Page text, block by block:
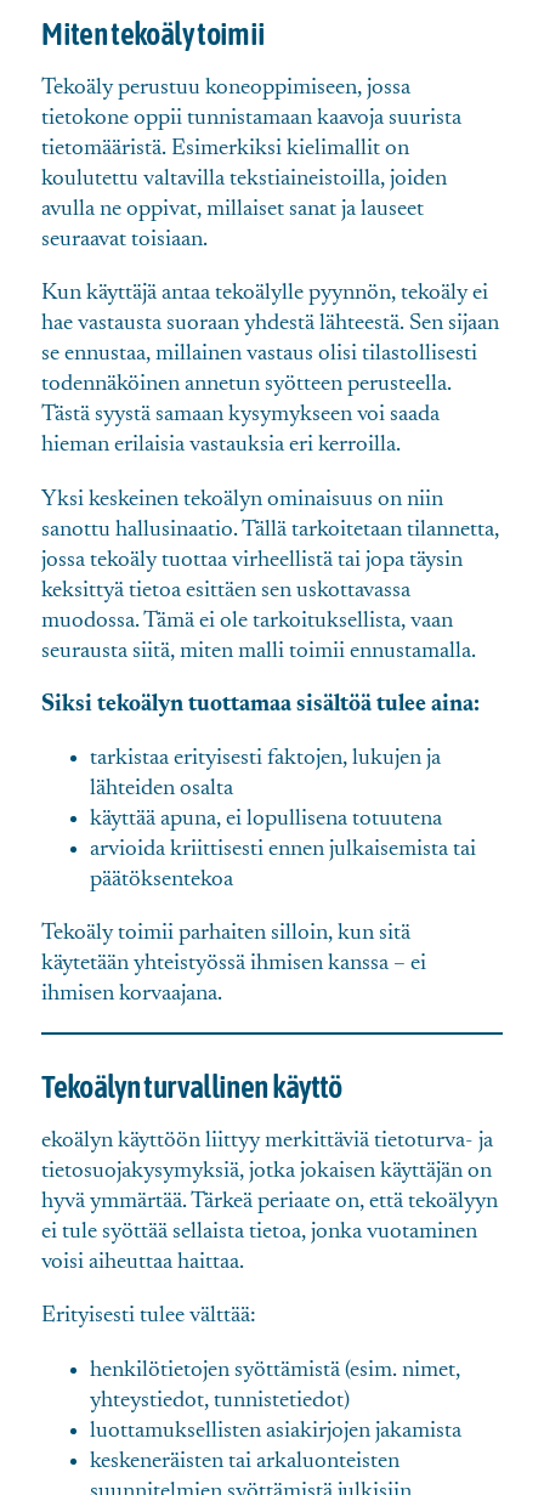
Miten tekoäly toimii
Tekoäly perustuu koneoppimiseen, jossa
tietokone oppii tunnistamaan kaavoja suurista
tietomääristä. Esimerkiksi kielimallit on
koulutettu valtavilla tekstiaineistoilla, joiden
avulla ne oppivat, millaiset sanat ja lauseet
seuraavat toisiaan.
Kun käyttäjä antaa tekoälylle pyynnön, tekoäly ei
hae vastausta suoraan yhdestä lähteestä. Sen sijaan
se ennustaa, millainen vastaus olisi tilastollisesti
todennäköinen annetun syötteen perusteella.
Tästä syystä samaan kysymykseen voi saada
hieman erilaisia vastauksia eri kerroilla.
Yksi keskeinen tekoälyn ominaisuus on niin
sanottu hallusinaatio. Tällä tarkoitetaan tilannetta,
jossa tekoäly tuottaa virheellistä tai jopa täysin
keksittyä tietoa esittäen sen uskottavassa
muodossa. Tämä ei ole tarkoituksellista, vaan
seurausta siitä, miten malli toimii ennustamalla.
Siksi tekoälyn tuottamaa sisältöä tulee aina:
tarkistaa erityisesti faktojen, lukujen ja
lähteiden osalta
käyttää apuna, ei lopullisena totuutena
arvioida kriittisesti ennen julkaisemista tai
päätöksentekoa
Tekoäly toimii parhaiten silloin, kun sitä
käytetään yhteistyössä ihmisen kanssa – ei
ihmisen korvaajana.
Tekoälyn turvallinen käyttö
ekoälyn käyttöön liittyy merkittäviä tietoturva- ja
tietosuojakysymyksiä, jotka jokaisen käyttäjän on
hyvä ymmärtää. Tärkeä periaate on, että tekoälyyn
ei tule syöttää sellaista tietoa, jonka vuotaminen
voisi aiheuttaa haittaa.
Erityisesti tulee välttää:
henkilötietojen syöttämistä (esim. nimet,
yhteystiedot, tunnistetiedot)
luottamuksellisten asiakirjojen jakamista
keskeneräisten tai arkaluonteisten